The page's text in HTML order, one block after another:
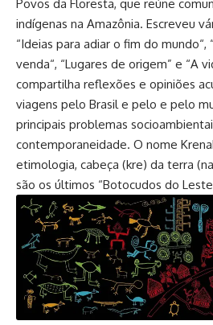
Povos da Floresta, que reúne
indígenas na Amazônia. Escreveu
“Ideias para adiar o fim do mundo“,
venda“, “Lugares de origem” e “A
compartilha reflexões e opiniões
viagens pelo Brasil e pelo e pelo
principais problemas
contemporaneidade. O nome
etimologia, cabeça (kre) da terra
são os últimos “Botocudos do